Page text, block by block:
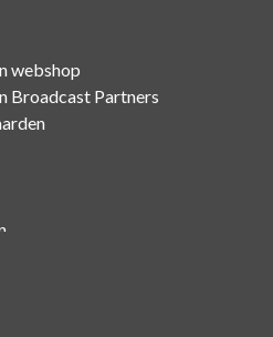
webshop
Broadcast Partners